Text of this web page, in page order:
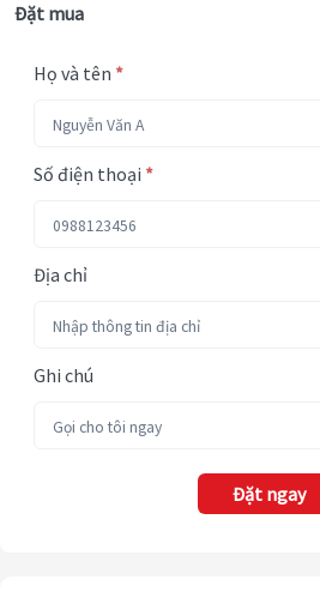
Đặt mua
Họ và tên *
Số điện thoại *
Địa chỉ
Ghi chú
Đặt ngay